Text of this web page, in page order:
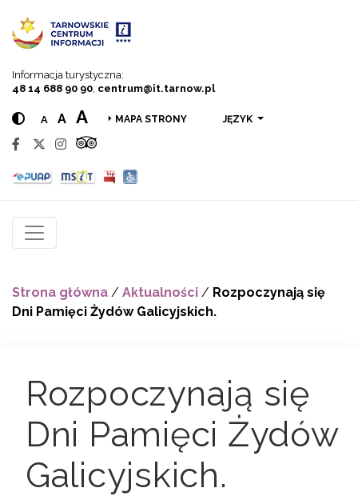
Informacja turystyczna:
48 14 688 90 90 centrum@it.tarnow.pl
A A A MAPA STRONY JĘZYK
Strona główna / Aktualności / Rozpoczynają się
Dni Pamięci Żydów Galicyjskich.
Rozpoczynają się
Dni Pamięci Żydów
Galicyjskich.